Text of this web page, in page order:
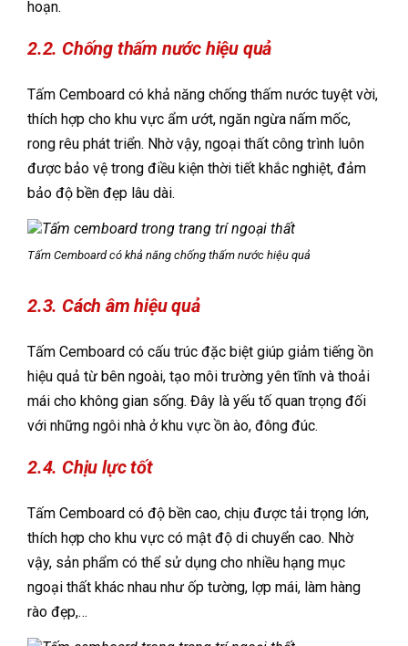
hoạn.
2.2. Chống thấm nước hiệu quả
Tấm Cemboard có khả năng chống thấm nước tuyệt vời,
thích hợp cho khu vực ẩm ướt, ngăn ngừa nấm mốc,
rong rêu phát triển. Nhờ vậy, ngoại thất công trình luôn
được bảo vệ trong điều kiện thời tiết khắc nghiệt, đảm
bảo độ bền đẹp lâu dài.
Tấm Cemboard có khả năng chống thấm nước hiệu quả
2.3. Cách âm hiệu quả
Tấm Cemboard có cấu trúc đặc biệt giúp giảm tiếng ồn
hiệu quả từ bên ngoài, tạo môi trường yên tĩnh và thoải
mái cho không gian sống. Đây là yếu tố quan trọng đối
với những ngôi nhà ở khu vực ồn ào, đông đúc.
2.4. Chịu lực tốt
Tấm Cemboard có độ bền cao, chịu được tải trọng lớn,
thích hợp cho khu vực có mật độ di chuyển cao. Nhờ
vậy, sản phẩm có thể sử dụng cho nhiều hạng mục
ngoại thất khác nhau như ốp tường, lợp mái, làm hàng
rào đẹp,…